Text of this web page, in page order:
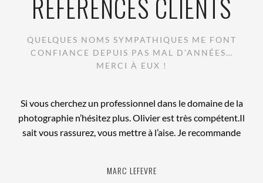
RÉFÉRENCES CLIENTS
QUELQUES NOMS SYMPATHIQUES ME FONT
CONFIANCE DEPUIS PAS MAL D’ANNÉES…
MERCI À EUX !
GWENAELLE GRUSELLE
Si vous cherchez un professionnel dans le domaine de la
photographie n’hésitez plus. Olivier est très compétent.Il
sait vous rassurez, vous mettre à l’aise. Je recommande
MARC LEFEVRE